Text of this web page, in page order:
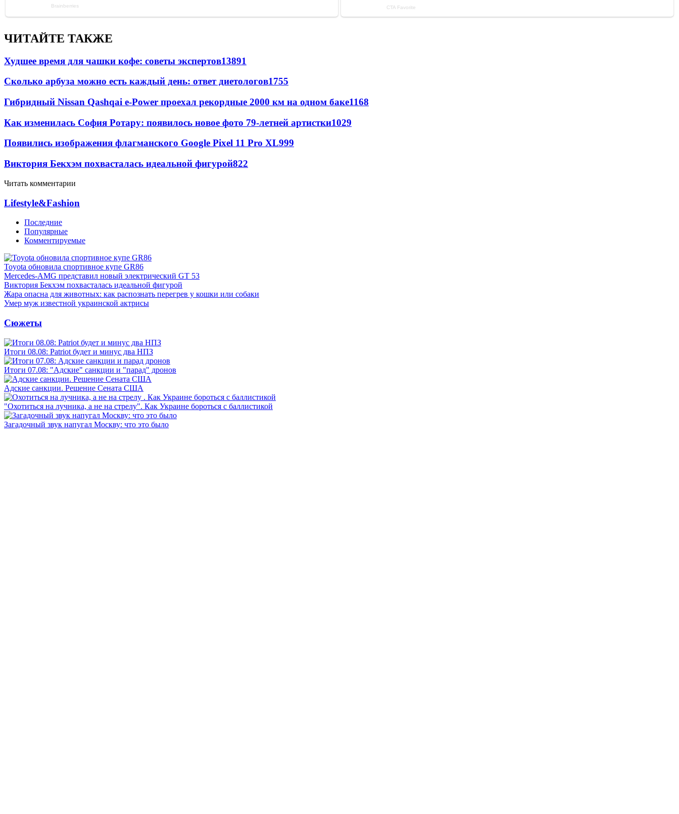
ЧИТАЙТЕ ТАКЖЕ
Худшее время для чашки кофе: советы экспертов13891
Сколько арбуза можно есть каждый день: ответ диетологов1755
Гибридный Nissan Qashqai e-Power проехал рекордные 2000 км на одном баке1168
Как изменилась София Ротару: появилось новое фото 79-летней артистки1029
Появились изображения флагманского Google Pixel 11 Pro XL999
Виктория Бекхэм похвасталась идеальной фигурой822
Читать комментарии
Lifestyle&Fashion
Последние
Популярные
Комментируемые
Toyota обновила спортивное купе GR86
Mercedes-AMG представил новый электрический GT 53
Виктория Бекхэм похвасталась идеальной фигурой
Жара опасна для животных: как распознать перегрев у кошки или собаки
Умер муж известной украинской актрисы
Сюжеты
Итоги 08.08: Patriot будет и минус два НПЗ
Итоги 07.08: "Адские" санкции и "парад" дронов
Адские санкции. Решение Сената США
"Охотиться на лучника, а не на стрелу". Как Украине бороться с баллистикой
Загадочный звук напугал Москву: что это было